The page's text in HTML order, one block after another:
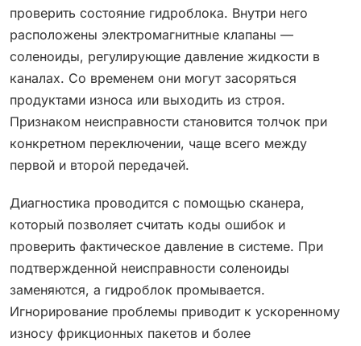
проверить состояние гидроблока. Внутри него
расположены электромагнитные клапаны —
соленоиды, регулирующие давление жидкости в
каналах. Со временем они могут засоряться
продуктами износа или выходить из строя.
Признаком неисправности становится толчок при
конкретном переключении, чаще всего между
первой и второй передачей.
Диагностика проводится с помощью сканера,
который позволяет считать коды ошибок и
проверить фактическое давление в системе. При
подтвержденной неисправности соленоиды
заменяются, а гидроблок промывается.
Игнорирование проблемы приводит к ускоренному
износу фрикционных пакетов и более